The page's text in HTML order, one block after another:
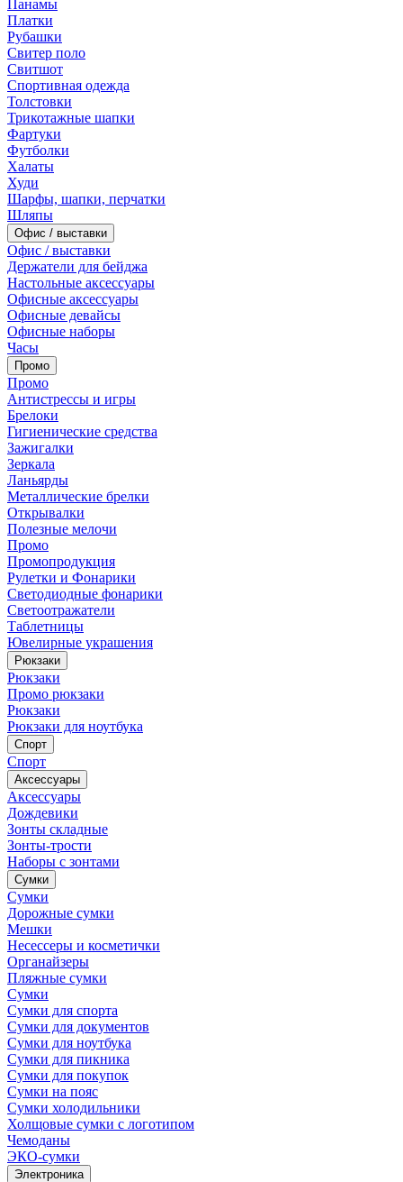
Панамы
Платки
Рубашки
Свитер поло
Свитшот
Спортивная одежда
Толстовки
Трикотажные шапки
Фартуки
Футболки
Халаты
Худи
Шарфы, шапки, перчатки
Шляпы
Офис / выставки
Офис / выставки
Держатели для бейджа
Настольные аксессуары
Офисные аксессуары
Офисные девайсы
Офисные наборы
Часы
Промо
Промо
Антистрессы и игры
Брелоки
Гигиенические средства
Зажигалки
Зеркала
Ланьярды
Металлические брелки
Открывалки
Полезные мелочи
Промо
Промопродукция
Рулетки и Фонарики
Светодиодные фонарики
Светоотражатели
Таблетницы
Ювелирные украшения
Рюкзаки
Рюкзаки
Промо рюкзаки
Рюкзаки
Рюкзаки для ноутбука
Спорт
Спорт
Аксессуары
Аксессуары
Дождевики
Зонты складные
Зонты-трости
Наборы с зонтами
Сумки
Сумки
Дорожные сумки
Мешки
Несессеры и косметички
Органайзеры
Пляжные сумки
Сумки
Сумки для спорта
Сумки для документов
Сумки для ноутбука
Сумки для пикника
Сумки для покупок
Сумки на пояс
Сумки холодильники
Холщовые сумки с логотипом
Чемоданы
ЭКО-сумки
Электроника